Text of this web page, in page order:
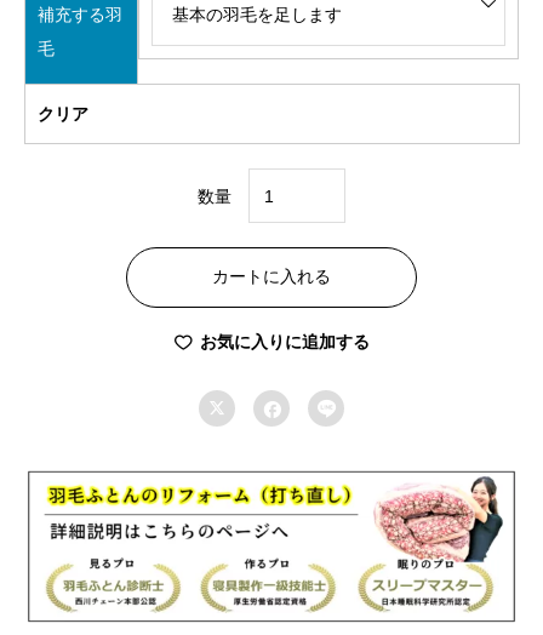
補充する羽
毛
クリア
数量
コ
ー
ス
ダ
ル
羽
毛
と
ん
カートに入れる
お気に入りに追加する
  